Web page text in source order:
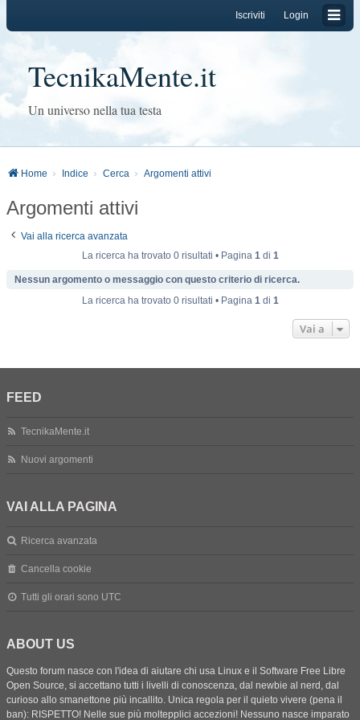
Login
Iscriviti
TecnikaMente.it
Un universo nella tua testa
Home Indice Cerca Argomenti attivi
Argomenti attivi
Vai alla ricerca avanzata
La ricerca ha trovato 0 risultati • Pagina 1di 1
Nessun argomento o messaggio con questo criterio di ricerca.
La ricerca ha trovato 0 risultati • Pagina 1di 1
Vai a
FEED
TecnikaMente.it
Nuovi argomenti
VAI ALLA PAGINA
Ricerca avanzata
Cancella cookie
Tutti gli orari sono UTC
ABOUT US
Questo forum nasce con l'idea di aiutare chi usa Linux e il Software Free Libre
Open Source, si accettano tutti i livelli di conoscenza, dal newbie al nerd, dal
curioso allo smanettone più incallito. Unica regola per il quieto vivere (pena il
ban): RISPETTO! Nelle sue più moltepplici accezioni! Nessuno nasce imparato